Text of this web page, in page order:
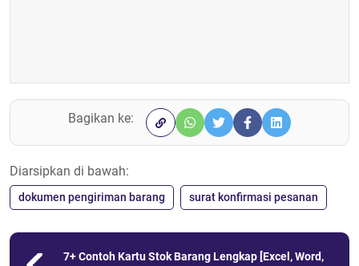
Bagikan ke:
Diarsipkan di bawah:
dokumen pengiriman barang surat konfirmasi pesanan
7+ Contoh Kartu Stok Barang Lengkap [Excel, Word,